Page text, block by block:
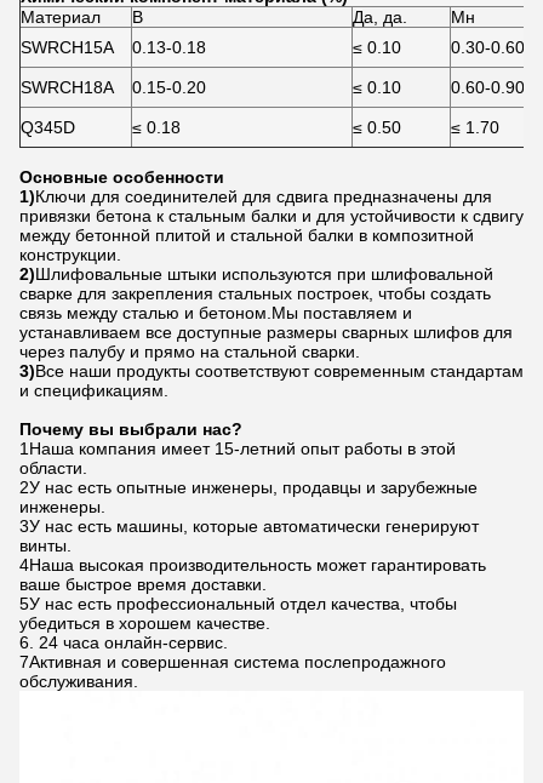
Материал
В Да, да.
Мн
SWRCH15A
0.13-0.18 ≤ 0.10 0.30-0.60
SWRCH18A 0.15-0.20 ≤ 0.10 0.60-0.90
Q345D ≤ 0.18 ≤ 0.50 ≤ 1.70
Основные особенности
1)Ключи для соединителей для сдвига предназначены для
привязки бетона к стальным балки и для устойчивости к сдвигу
между бетонной плитой и стальной балки в композитной
конструкции.
2)Шлифовальные штыки используются при шлифовальной
сварке для закрепления стальных построек, чтобы создать
связь между сталью и бетоном.Мы поставляем и
устанавливаем все доступные размеры сварных шлифов для
через палубу и прямо на стальной сварки.
3)Все наши продукты соответствуют современным стандартам
и спецификациям.
Почему вы выбрали нас?
1Наша компания имеет 15-летний опыт работы в этой
области.
2У нас есть опытные инженеры, продавцы и зарубежные
инженеры.
3У нас есть машины, которые автоматически генерируют
винты.
4Наша высокая производительность может гарантировать
ваше быстрое время доставки.
5У нас есть профессиональный отдел качества, чтобы
убедиться в хорошем качестве.
6. 24 часа онлайн-сервис.
7Активная и совершенная система послепродажного
обслуживания.